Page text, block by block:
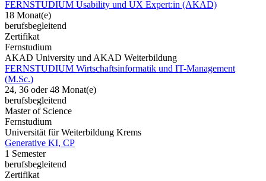
FERNSTUDIUM Usability und UX Expert:in (AKAD)
18 Monat(e)
berufsbegleitend
Zertifikat
Fernstudium
AKAD University und AKAD Weiterbildung
FERNSTUDIUM Wirtschaftsinformatik und IT-Management
(M.Sc.)
24, 36 oder 48 Monat(e)
berufsbegleitend
Master of Science
Fernstudium
Universität für Weiterbildung Krems
Generative KI, CP
1 Semester
berufsbegleitend
Zertifikat